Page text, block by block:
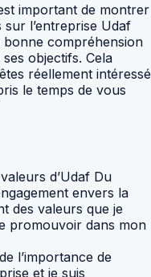
important de montrer
l’entreprise Udaf
bonne compréhension
objectifs. Cela
réellement intéressé
le temps de vous
d’Udaf Du
envers la
des valeurs que je
promouvoir dans mon
l’importance de
et je suis